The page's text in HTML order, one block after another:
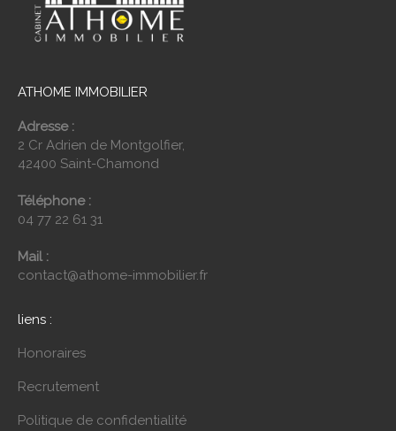
ATHOME IMMOBILIER
Adresse :
2 Cr Adrien de Montgolfier,
42400 Saint-Chamond
Téléphone :
04 77 22 61 31
Mail :
contact@athome-immobilier.fr
liens :
Honoraires
Recrutement
Politique de confidentialité